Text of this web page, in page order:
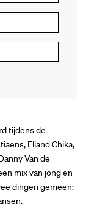
tijdens de
Eliano Chika,
Van de
mix van jong en
dingen gemeen: